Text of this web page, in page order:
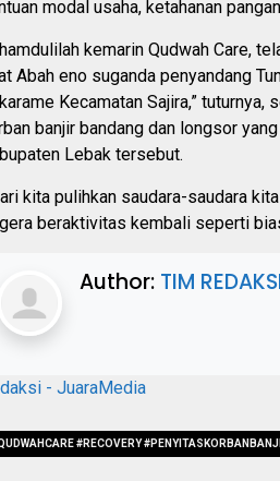
modal usaha, ketahanan
kemarin Qudwah Care,
Abah eno suganda penyandang
Kecamatan Sajira,” tuturnya,
banjir bandang dan longsor
Lebak tersebut.
kita pulihkan saudara-saudara
beraktivitas kembali seperti
Author: TIM
- JuaraMedia
#RECOVERY